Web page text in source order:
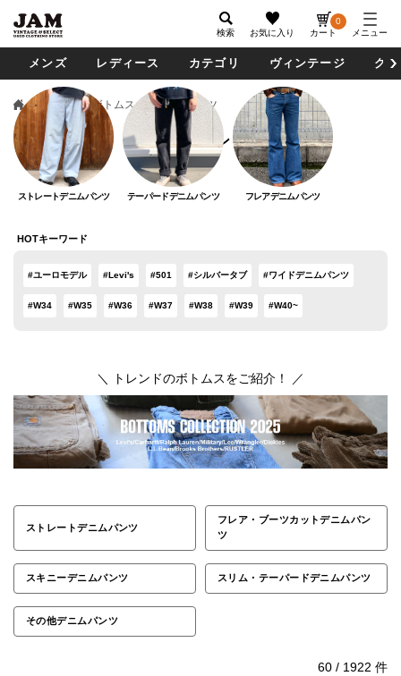
検索 お気に入り カート
0
メニュー
メンズ レディース カテゴリ ヴィンテージ グ
メンズ ボトムス デニムパンツ
デニムパンツ
ストレートデニムパンツ テーパードデニムパンツ フレアデニムパンツ
HOTキーワード
#ユーロモデル #Levi's #501 #シルバータブ #ワイドデニムパンツ
#W34 #W35 #W36 #W37 #W38 #W39 #W40~
＼ トレンドのボトムスをご紹介！ ／
ストレートデニムパンツ
フレア・ブーツカットデニムパン
ツ
スキニーデニムパンツ スリム・テーパードデニムパンツ
その他デニムパンツ
60 / 1922 件